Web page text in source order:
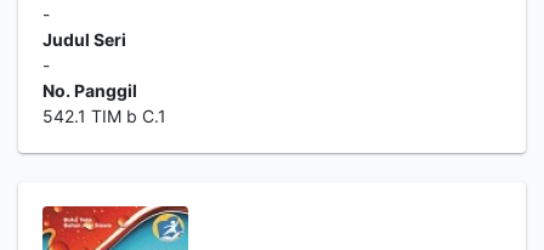
-
Judul Seri
-
No. Panggil
542.1 TIM b C.1